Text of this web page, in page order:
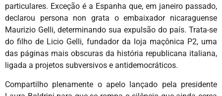
particulares. Exceção é a Espanha que, em janeiro passado,
declarou persona non grata o embaixador nicaraguense
Maurizio Gelli, determinando sua expulsão do país. Trata-se
do filho de Licio Gelli, fundador da loja maçônica P2, uma
das páginas mais obscuras da história republicana italiana,
ligada a projetos subversivos e antidemocráticos.
Compartilho plenamente o apelo lançado pela presidente